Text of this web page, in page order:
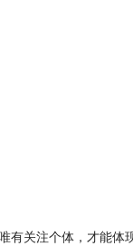
关注个体，才能体现